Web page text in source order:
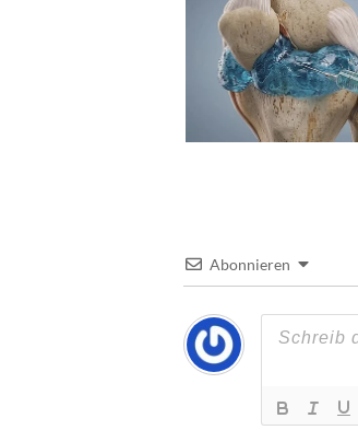
Abonnieren